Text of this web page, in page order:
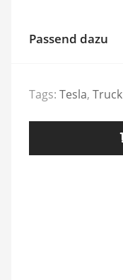
Passend dazu
Tags: Tesla, Truck